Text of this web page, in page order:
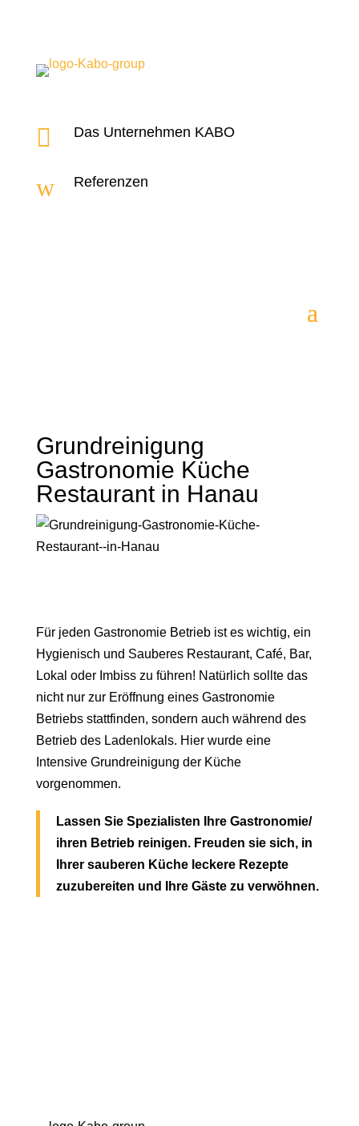
 Das Unternehmen KABO
w Referenzen
Grundreinigung
Gastronomie Küche
Restaurant in Hanau
Für jeden Gastronomie Betrieb ist es wichtig, ein
Hygienisch und Sauberes Restaurant, Café, Bar,
Lokal oder Imbiss zu führen! Natürlich sollte das
nicht nur zur Eröffnung eines Gastronomie
Betriebs stattfinden, sondern auch während des
Betrieb des Ladenlokals. Hier wurde eine
Intensive Grundreinigung der Küche
vorgenommen.
Lassen Sie Spezialisten Ihre Gastronomie/
ihren Betrieb reinigen. Freuden sie sich, in
Ihrer sauberen Küche leckere Rezepte
zuzubereiten und Ihre Gäste zu verwöhnen.